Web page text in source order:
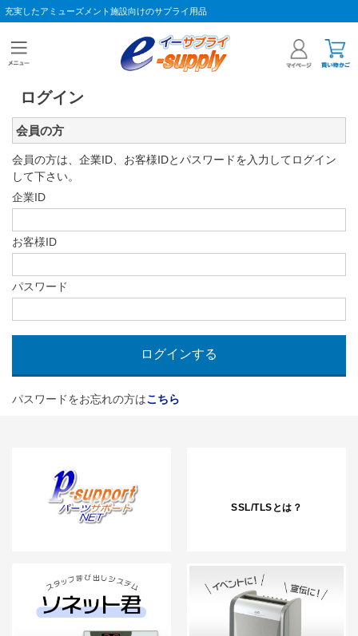
充実したアミューズメント施設向けのサプライ用品
ログイン
会員の方
会員の方は、企業ID、お客様IDとパスワードを入力してログイン
して下さい。
企業ID
お客様ID
パスワード
パスワードをお忘れの方はこちら
SSL/TLSとは？